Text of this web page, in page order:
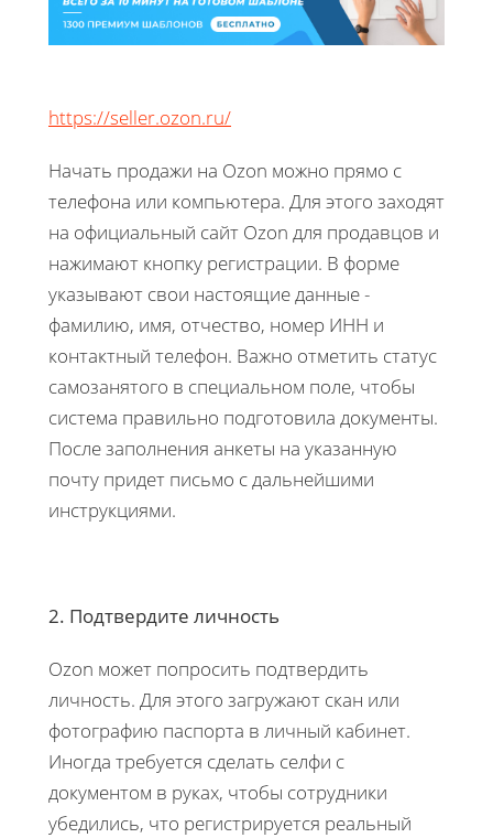
https://seller.ozon.ru/
Начать продажи на Ozon можно прямо с
телефона или компьютера. Для этого заходят
на официальный сайт Ozon для продавцов и
нажимают кнопку регистрации. В форме
указывают свои настоящие данные -
фамилию, имя, отчество, номер ИНН и
контактный телефон. Важно отметить статус
самозанятого в специальном поле, чтобы
система правильно подготовила документы.
После заполнения анкеты на указанную
почту придет письмо с дальнейшими
инструкциями.
2. Подтвердите личность
Ozon может попросить подтвердить
личность. Для этого загружают скан или
фотографию паспорта в личный кабинет.
Иногда требуется сделать селфи с
документом в руках, чтобы сотрудники
убедились, что регистрируется реальный